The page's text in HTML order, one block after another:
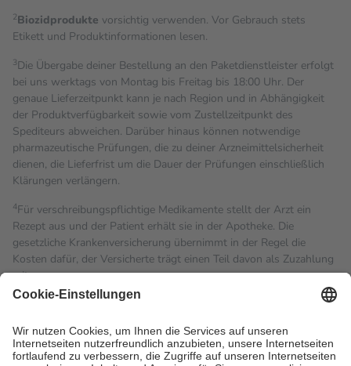
2Biozidprodukte vorsichtig verwenden. Vor Gebrauch stets
Etikett und Produktinformationen lesen.
3Die Übergabe deiner Bestellung an den Paketdienstleister erfolgt
bei uns werktags von Montag bis Freitag bis 18:00 Uhr. Der
genaue Lieferzeitpunkt kann je nach Region und in Abhängigkeit
der Produktverfügbarkeit sowie vom Zustellzeitpunkt des
Spediteurs abweichen. Darüber hinaus können notwendige
pharmazeutische Prüfungen, die zu deiner Arzneimittelsicherheit
dienen, die Lieferfrist um die Dauer der Prüfungen einschließlich
Klärungen verlängern.
4Für verschreibungspflichtige Medikamente stellt der Arzt ein
Rezept aus und der Patient erhält sie in der Apotheke. Die
gesetzliche Krankenversicherung übernimmt in der Regel die
Kosten dafür, der Versicherte trägt einen Teil davon als Zuzahlung
mit.
Grundsätzlich leisten Mitglieder Zuzahlungen in Höhe von zehn
höchstens zehn Euro.
Es sind jedoch nie mehr als die
tatsächlichen Kosten der Leistung zu entrichten.
Diese Regeln gelten grundsätzlich auch für Online-Apotheken.